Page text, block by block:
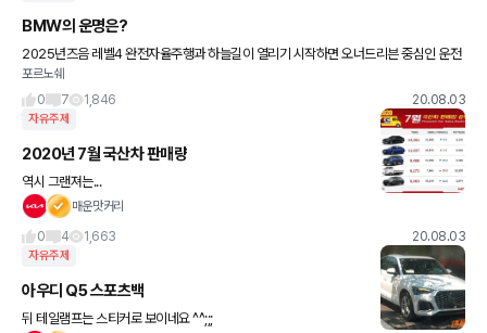
BMW의 운명은?
2025년즈음 레벨4 완전자율주행과 하늘길이 열리기 시작하면 오너드리븐 중심인 운전
의 즐거움의 슬로건과 브랜드 철학의 bmw는 어떻게 될까요 궁금해지네요
포르노쉐
0
7 1,846 20.08.03
자유주제
2020년 7월 국산차 판매량
역시 그랜져는...
매운맛커리
0
4 1,663 20.08.03
자유주제
아우디 Q5 스포츠백
뒤 테일램프는 스티커로 보이네요 ^^;;;